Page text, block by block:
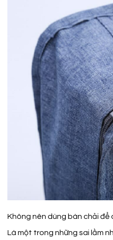
Không nên dùng bàn chải để
Là một trong những sai lầm